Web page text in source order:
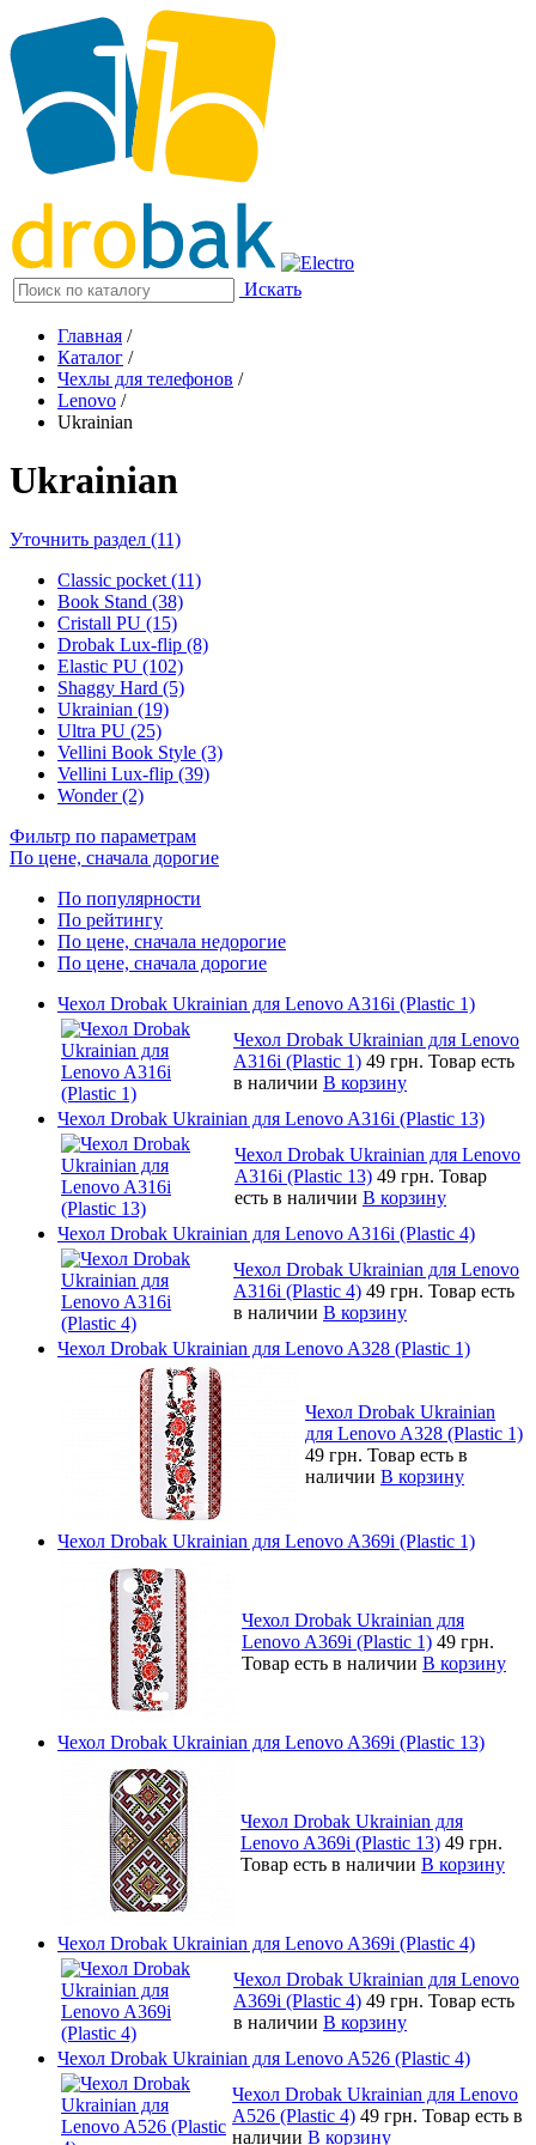
Искать
Главная /
Каталог /
Чехлы для телефонов /
Lenovo /
Ukrainian
Ukrainian
Уточнить раздел (11)
Classic pocket (11)
Book Stand (38)
Cristall PU (15)
Drobak Lux-flip (8)
Elastic PU (102)
Shaggy Hard (5)
Ukrainian (19)
Ultra PU (25)
Vellini Book Style (3)
Vellini Lux-flip (39)
Wonder (2)
Фильтр по параметрам
По цене, сначала дорогие
По популярности
По рейтингу
По цене, сначала недорогие
По цене, сначала дорогие
Чехол Drobak Ukrainian для Lenovo A316i (Plastic 1)
Чехол Drobak Ukrainian для Lenovo
A316i (Plastic 1) 49 грн. Товар есть
в наличии В корзину
Чехол Drobak Ukrainian для Lenovo A316i (Plastic 13)
Чехол Drobak Ukrainian для Lenovo
A316i (Plastic 13) 49 грн. Товар
есть в наличии В корзину
Чехол Drobak Ukrainian для Lenovo A316i (Plastic 4)
Чехол Drobak Ukrainian для Lenovo
A316i (Plastic 4) 49 грн. Товар есть
в наличии В корзину
Чехол Drobak Ukrainian для Lenovo A328 (Plastic 1)
Чехол Drobak Ukrainian
для Lenovo A328 (Plastic 1)
49 грн. Товар есть в
наличии В корзину
Чехол Drobak Ukrainian для Lenovo A369i (Plastic 1)
Чехол Drobak Ukrainian для
Lenovo A369i (Plastic 1) 49 грн.
Товар есть в наличии В корзину
Чехол Drobak Ukrainian для Lenovo A369i (Plastic 13)
Чехол Drobak Ukrainian для
Lenovo A369i (Plastic 13) 49 грн.
Товар есть в наличии В корзину
Чехол Drobak Ukrainian для Lenovo A369i (Plastic 4)
Чехол Drobak Ukrainian для Lenovo
A369i (Plastic 4) 49 грн. Товар есть
в наличии В корзину
Чехол Drobak Ukrainian для Lenovo A526 (Plastic 4)
Чехол Drobak Ukrainian для Lenovo
A526 (Plastic 4) 49 грн. Товар есть в
наличии В корзину